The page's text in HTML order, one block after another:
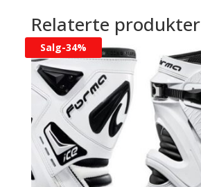
Relaterte produkter
Salg-34%